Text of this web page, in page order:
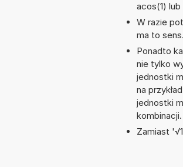
acos(1) lub
W razie
ma to sens.
Ponadto
nie tylko
jednostki
na
jednostki
kombinacji.
Zamiast